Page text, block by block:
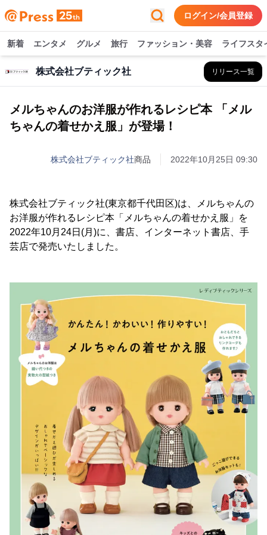
ログイン/会員登録
新着 エンタメ グルメ 旅行 ファッション・美容 ライフスタ
株式会社ブティック社 リリース一覧
メルちゃんのお洋服が作れるレシピ本 「メル
ちゃんの着せかえ服」が登場！
株式会社ブティック社商品 2022年10月25日 09:30
株式会社ブティック社(東京都千代田区)は、メルちゃんの
お洋服が作れるレシピ本「メルちゃんの着せかえ服」を
2022年10月24日(月)に、書店、インターネット書店、手
芸店で発売いたしました。